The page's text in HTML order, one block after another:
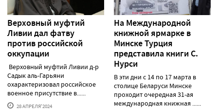
Верховный муфтий
Ливии дал фатву
против российской
оккупации
Верховный муфтий Ливии д-р
Садык аль-Гарьяни
охарактеризовал российское
военное присутствие в......
28 АПРЕЛЯ'2024
На Международной
книжной ярмарке в
Минске Турция
представила книги С.
Нурси
В эти дни с 14 по 17 марта в
столице Беларуси Минске
проходит очередная 31-ая
международная книжная ......